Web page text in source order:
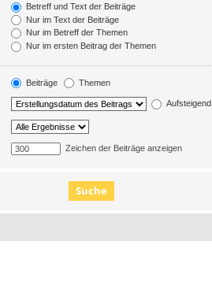
Betreff und Text der Beiträge
Nur im Text der Beiträge
Nur im Betreff der Themen
Nur im ersten Beitrag der Themen
Beiträge Themen
Aufsteigend
Zeichen der Beiträge anzeigen